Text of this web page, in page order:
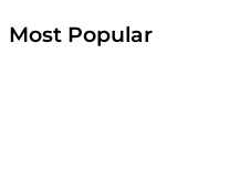
Most Popular